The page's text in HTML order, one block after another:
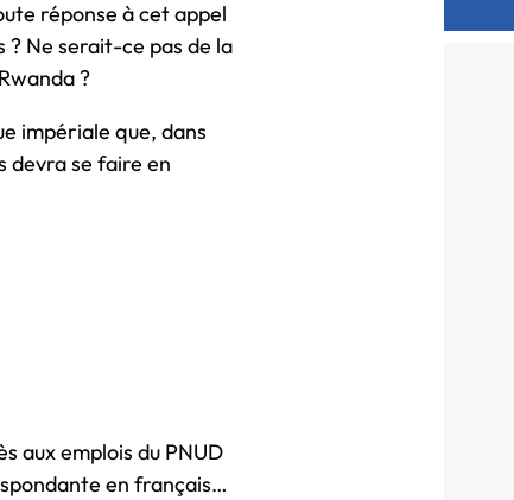
réponse à cet appel
? Ne serait-ce pas de la
?
impériale que, dans
devra se faire en
aux emplois du PNUD
en français…